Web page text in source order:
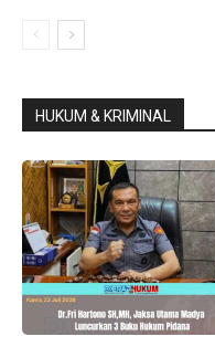
HUKUM & KRIMINAL